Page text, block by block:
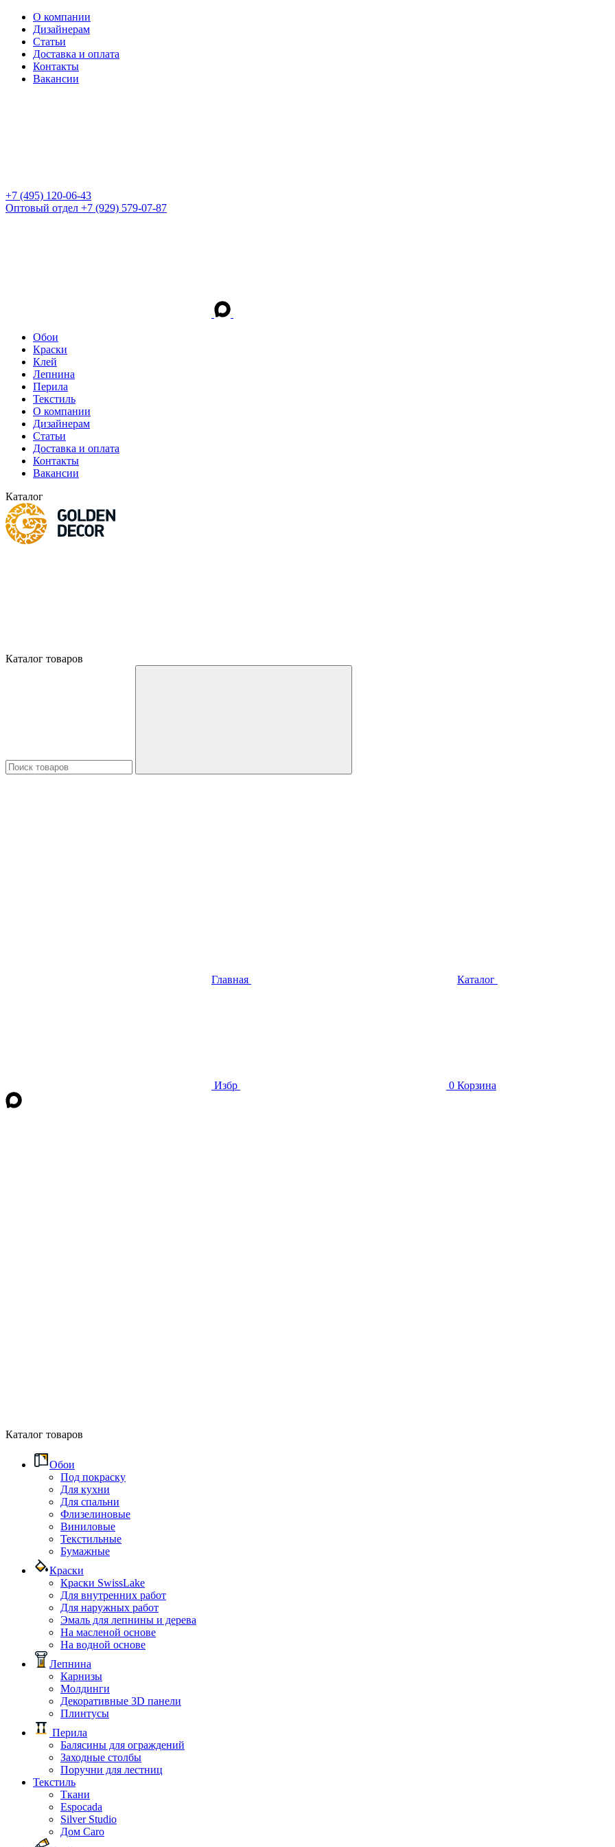
О компании
Дизайнерам
Статьи
Доставка и оплата
Контакты
Вакансии
+7 (495) 120-06-43
Оптовый отдел +7 (929) 579-07-87
Обои
Краски
Клей
Лепнина
Перила
Текстиль
О компании
Дизайнерам
Статьи
Доставка и оплата
Контакты
Вакансии
Каталог
Каталог товаров
Главная Каталог
Избр 0 Корзина
Каталог товаров
Обои
Под покраску
Для кухни
Для спальни
Флизелиновые
Виниловые
Текстильные
Бумажные
Краски
Краски SwissLake
Для внутренних работ
Для наружных работ
Эмаль для лепнины и дерева
На масленой основе
На водной основе
Лепнина
Карнизы
Молдинги
Декоративные 3D панели
Плинтусы
Перила
Балясины для ограждений
Заходные столбы
Поручни для лестниц
Текстиль
Ткани
Espocada
Silver Studio
Дом Caro